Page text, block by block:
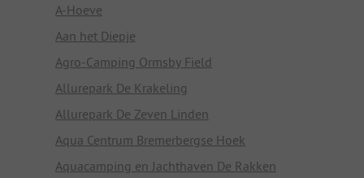
A-Hoeve
Aan het Diepje
Agro-Camping Ormsby Field
Allurepark De Krakeling
Allurepark De Zeven Linden
Aqua Centrum Bremerbergse Hoek
Aquacamping en Jachthaven De Rakken